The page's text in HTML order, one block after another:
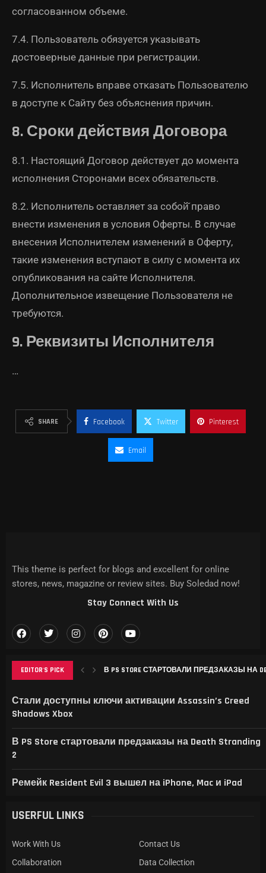
согласованном объеме.
7.4. Пользователь обязуется указывать
достоверные данные при регистрации.
7.5. Исполнитель вправе отказать Пользователю
в доступе к Сайту без объяснения причин.
8. Сроки действия Договора
8.1. Настоящий Договор действует до момента
исполнения Сторонами всех обязательств.
8.2. Исполнитель оставляет за собой̆ право
внести изменения в условия Оферты. В случае
внесения Исполнителем изменений в Оферту,
такие изменения вступают в силу с момента их
опубликования на сайте Исполнителя.
Дополнительное извещение Пользователя не
требуются.
9. Реквизиты Исполнителя
…
SHARE Facebook Twitter Pinterest
Email
EDITOR'S PICK В PS STORE СТАРТОВАЛИ ПРЕДЗАКАЗЫ НА
Стали доступны ключи активации Assassin’s Creed
Shadows Xbox
В PS Store стартовали предзаказы на Death Stranding
2
Ремейк Resident Evil 3 вышел на iPhone, Mac и iPad
This theme is perfect for blogs and excellent for online
stores, news, magazine or review sites. Buy Soledad now!
Stay Connect With Us
USERFUL LINKS
Work With Us
Contact Us
Collaboration
Data Collection